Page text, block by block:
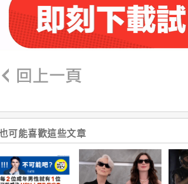
可能喜歡這些文章